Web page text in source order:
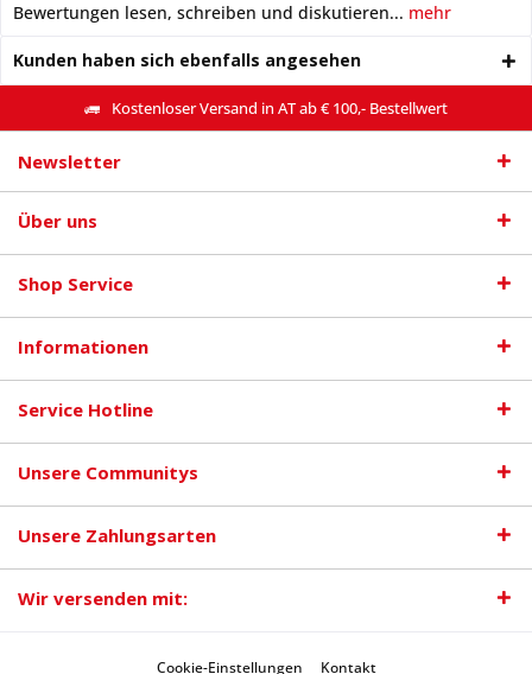
Bewertungen lesen, schreiben und diskutieren... mehr
Kunden haben sich ebenfalls angesehen
Kostenloser Versand in AT ab € 100,- Bestellwert
Newsletter
Über uns
Shop Service
Informationen
Service Hotline
Unsere Communitys
Unsere Zahlungsarten
Wir versenden mit:
Cookie-Einstellungen Kontakt